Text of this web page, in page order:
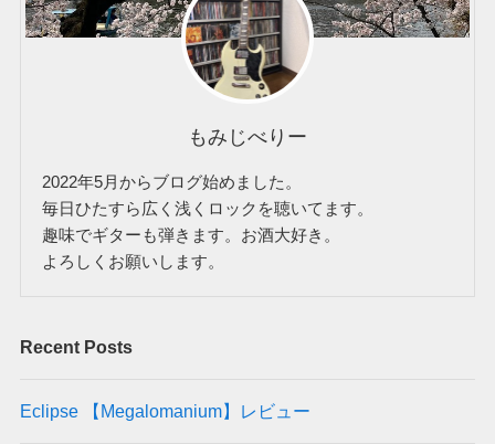
もみじべりー
2022年5月からブログ始めました。
毎日ひたすら広く浅くロックを聴いてます。
趣味でギターも弾きます。お酒大好き。
よろしくお願いします。
Recent Posts
Eclipse 【Megalomanium】レビュー